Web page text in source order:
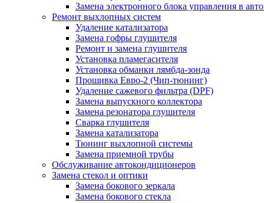
Замена электронного блока управления в
Ремонт выхлопных систем
Удаление катализатора
Замена гофры глушителя
Ремонт и замена глушителя
Установка пламегасителя
Установка обманки лямбда-зонда
Прошивка Евро-2 (Чип-тюнинг)
Удаление сажевого фильтра (DPF)
Замена выпускного коллектора
Замена резонатора глушителя
Сварка глушителя
Замена катализатора
Тюнинг выхлопной системы
Замена приемной трубы
Обслуживание автокондиционеров
Замена стекол и оптики
Замена бокового зеркала
Замена бокового стекла